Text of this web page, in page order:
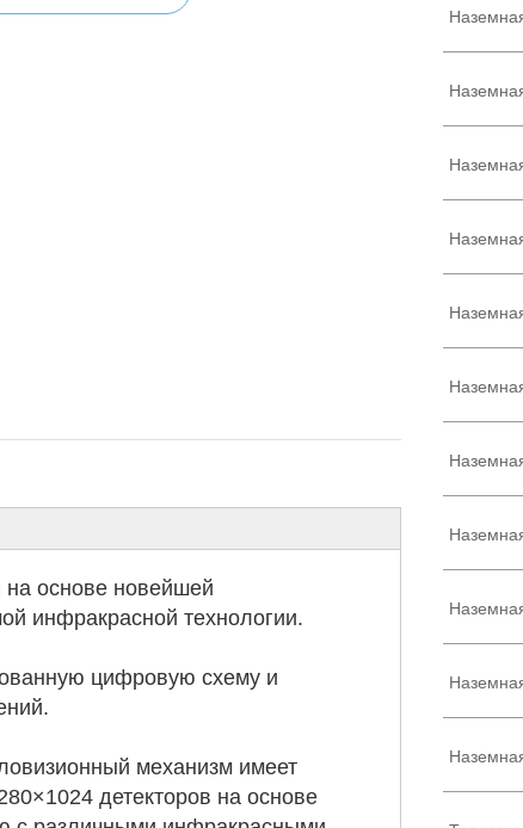
на основе новейшей
инфракрасной технологии.
цифровую схему и
механизм имеет
детекторов на основе